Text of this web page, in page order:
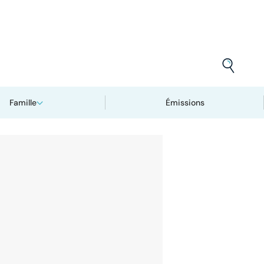
Famille Émissions